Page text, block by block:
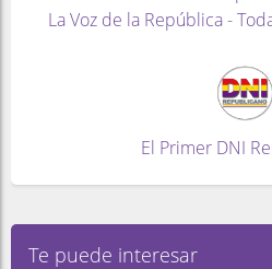
La Voz de la República -
El Primer DNI
Te puede interesar